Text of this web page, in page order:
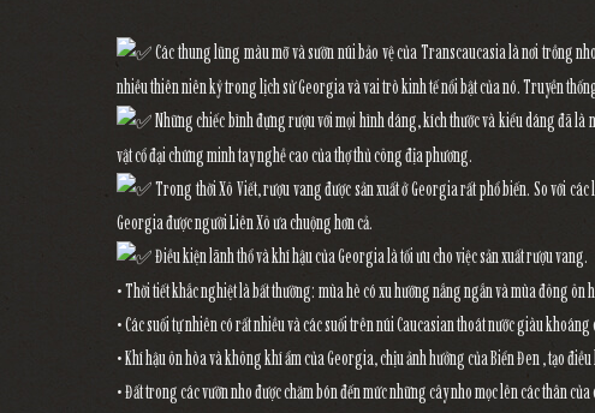
Các thung lũng màu mỡ và sườn núi bảo vệ của Transcaucasia là nơi trồng
nhiều thiên niên kỷ trong lịch sử Georgia và vai trò kinh tế nổi bật của nó. Truyền
Những chiếc bình đựng rượu với mọi hình dáng, kích thước và kiểu dáng đã
vật cổ đại chứng minh tay nghề cao của thợ thủ công địa phương.
Trong thời Xô Viết, rượu vang được sản xuất ở Georgia rất phổ biến. So với
Georgia được người Liên Xô ưa chuộng hơn cả.
Điều kiện lãnh thổ và khí hậu của Georgia là tối ưu cho việc sản xuất rượu vang.
• Thời tiết khắc nghiệt là bất thường: mùa hè có xu hướng nắng ngắn và mùa đông ôn
• Các suối tự nhiên có rất nhiều và các suối trên núi Caucasian thoát nước giàu
• Khí hậu ôn hòa và không khí ẩm của Georgia, chịu ảnh hưởng của Biển Đen , tạo
• Đất trong các vườn nho được chăm bón đến mức những cây nho mọc lên các thân